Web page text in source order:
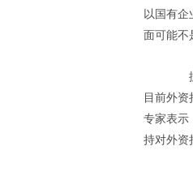
以国有
面可能不
据
目前外
专家表示
持对外资